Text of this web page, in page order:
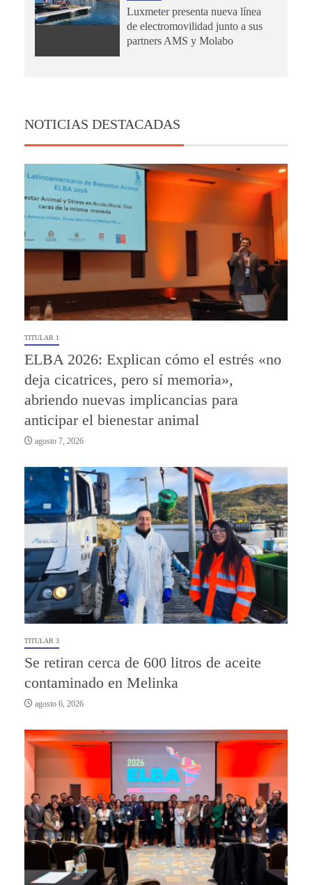
Luxmeter presenta nueva línea
de electromovilidad junto a sus
partners AMS y Molabo
NOTICIAS DESTACADAS
TITULAR 1
ELBA 2026: Explican cómo el estrés «no
deja cicatrices, pero sí memoria»,
abriendo nuevas implicancias para
anticipar el bienestar animal
agosto 7, 2026
TITULAR 3
Se retiran cerca de 600 litros de aceite
contaminado en Melinka
agosto 6, 2026